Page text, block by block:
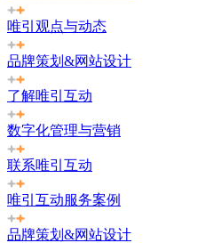
唯引观点与动态
品牌策划&网站设计
了解唯引互动
数字化管理与营销
联系唯引互动
唯引互动服务案例
品牌策划&网站设计